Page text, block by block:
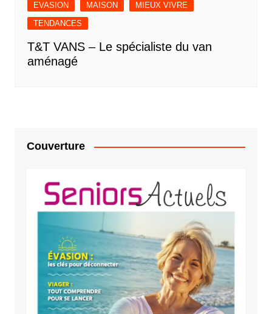
EVASION MAISON
MIEUX VIVRE
TENDANCES
T&T VANS – Le spécialiste du van
aménagé
Couverture